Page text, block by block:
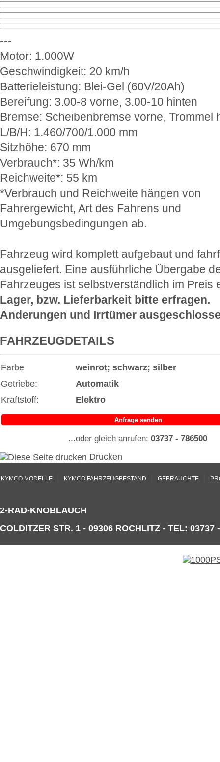
---
Motor: 1.000W
Geschwindigkeit: 20 km/h
Batterieleistung: Blei-Gel (60V/20Ah)
Bereifung: 3.00-8 vorne, 3.00-10 hinten
Bremse: Scheibenbremse vorne, Trommel
L/B/H: 1.460/700/1.000 mm
Sitzhöhe: 670 mm
Verbrauch*: 35 Wh/km
Reichweite*: 55 km
*Verbrauch und Reichweite hängen von
Fahrergewicht, Art des Fahrens und
Umgebungsbedingungen ab.
Fahrzeug wird komplett aufgebaut und
ausgeliefert. Eine ausführliche Übergabe
Fahrzeuges ist selbstverständlich im Preis
Lager, bzw. Lieferbarkeit bitte erfragen.
Änderungen und Irrtümer
FAHRZEUGDETAILS
Farbe
weinrot; schwarz; silber
Getriebe:
Automatik
Kraftstoff:
Elektro
Anfrage senden
...oder gleich anrufen: 03737 - 786500
Drucken
KYMCO MODELLE KYMCO FAHRZEUGBESTAND GEBRAUCHTE
2-RAD-KNOBLAUCH
COLDITZER STR. 1 - 09306 ROCHLITZ - TEL: 03737